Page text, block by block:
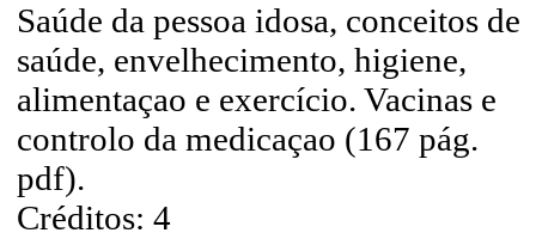
Saúde da pessoa idosa, conceitos de
saúde, envelhecimento, higiene,
alimentaçao e exercício. Vacinas e
controlo da medicaçao (167 pág.
pdf).
Créditos: 4